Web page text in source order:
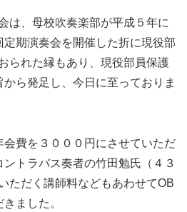
は、母校吹奏楽部が平成５年に
期演奏会を開催した折に現役部
られた縁もあり、現役部員保護
ら発足し、今日に至っておりま
費を３０００円にさせていただ
トラバス奏者の竹田勉氏（４３
ただく講師料などもあわせてOB
ました。